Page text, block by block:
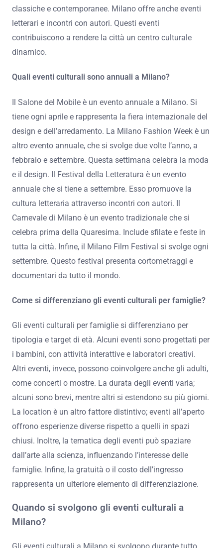
classiche e contemporanee. Milano offre anche eventi
letterari e incontri con autori. Questi eventi
contribuiscono a rendere la città un centro culturale
dinamico.
Quali eventi culturali sono annuali a Milano?
Il Salone del Mobile è un evento annuale a Milano. Si
tiene ogni aprile e rappresenta la fiera internazionale del
design e dell’arredamento. La Milano Fashion Week è un
altro evento annuale, che si svolge due volte l’anno, a
febbraio e settembre. Questa settimana celebra la moda
e il design. Il Festival della Letteratura è un evento
annuale che si tiene a settembre. Esso promuove la
cultura letteraria attraverso incontri con autori. Il
Carnevale di Milano è un evento tradizionale che si
celebra prima della Quaresima. Include sfilate e feste in
tutta la città. Infine, il Milano Film Festival si svolge ogni
settembre. Questo festival presenta cortometraggi e
documentari da tutto il mondo.
Come si differenziano gli eventi culturali per famiglie?
Gli eventi culturali per famiglie si differenziano per
tipologia e target di età. Alcuni eventi sono progettati per
i bambini, con attività interattive e laboratori creativi.
Altri eventi, invece, possono coinvolgere anche gli adulti,
come concerti o mostre. La durata degli eventi varia;
alcuni sono brevi, mentre altri si estendono su più giorni.
La location è un altro fattore distintivo; eventi all’aperto
offrono esperienze diverse rispetto a quelli in spazi
chiusi. Inoltre, la tematica degli eventi può spaziare
dall’arte alla scienza, influenzando l’interesse delle
famiglie. Infine, la gratuità o il costo dell’ingresso
rappresenta un ulteriore elemento di differenziazione.
Quando si svolgono gli eventi culturali a
Milano?
Gli eventi culturali a Milano si svolgono durante tutto